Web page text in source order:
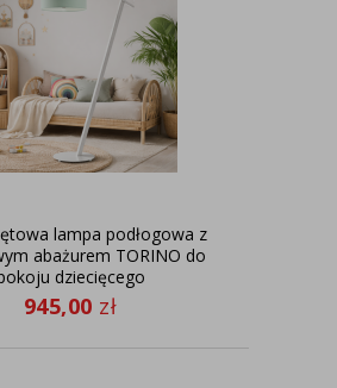
lampa podłogowa z
abażurem TORINO do
dziecięcego
945,00 zł